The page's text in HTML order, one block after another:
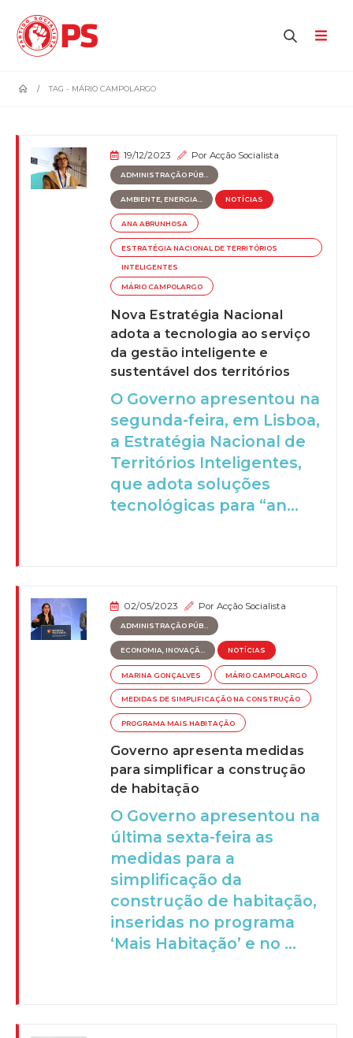
TAG - MÁRIO CAMPOLARGO
19/12/2023 PorAcção Socialista
ADMINISTRAÇÃO PÚB...
AMBIENTE, ENERGIA... NOTÍCIAS
ANA ABRUNHOSA
ESTRATÉGIA NACIONAL DE TERRITÓRIOS
INTELIGENTES
MÁRIO CAMPOLARGO
Nova Estratégia Nacional
adota a tecnologia ao serviço
da gestão inteligente e
sustentável dos territórios
O Governo apresentou na
segunda-feira, em Lisboa,
a Estratégia Nacional de
Territórios Inteligentes,
que adota soluções
tecnológicas para “an...
02/05/2023 PorAcção Socialista
ADMINISTRAÇÃO PÚB...
ECONOMIA, INOVAÇÃ... NOTÍCIAS
MARINA GONÇALVES MÁRIO CAMPOLARGO
MEDIDAS DE SIMPLIFICAÇÃO NA CONSTRUÇÃO
PROGRAMA MAIS HABITAÇÃO
Governo apresenta medidas
para simplificar a construção
de habitação
O Governo apresentou na
última sexta-feira as
medidas para a
simplificação da
construção de habitação,
inseridas no programa
‘Mais Habitação’ e no ...